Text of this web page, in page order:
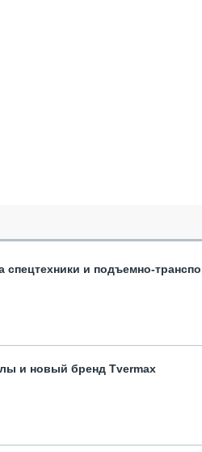
спецтехники и подъемно-
и новый бренд Tvermax